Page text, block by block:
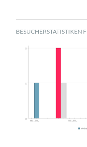
BESUCHERSTATISTIKEN